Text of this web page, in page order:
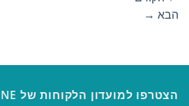
הבא →
הצטרפו למועדון הלקוחות של MENZONE